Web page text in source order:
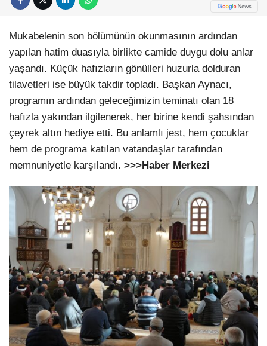
Mukabelenin son bölümünün okunmasının ardından
yapılan hatim duasıyla birlikte camide duygu dolu anlar
yaşandı. Küçük hafızların gönülleri huzurla dolduran
tilavetleri ise büyük takdir topladı. Başkan Aynacı,
programın ardından geleceğimizin teminatı olan 18
hafızla yakından ilgilenerek, her birine kendi şahsından
çeyrek altın hediye etti. Bu anlamlı jest, hem çocuklar
hem de programa katılan vatandaşlar tarafından
memnuniyetle karşılandı. >>>Haber Merkezi